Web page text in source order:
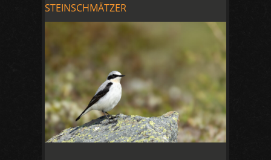
STEINSCHMÄTZER